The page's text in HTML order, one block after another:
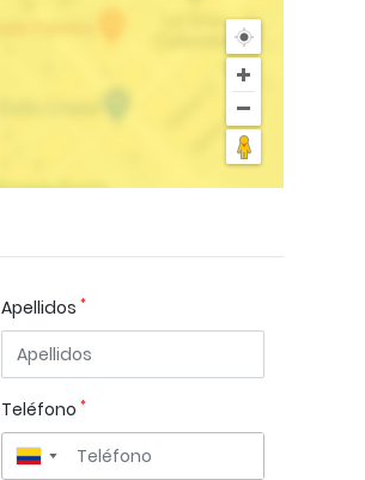
Apellidos *
Teléfono *
▼